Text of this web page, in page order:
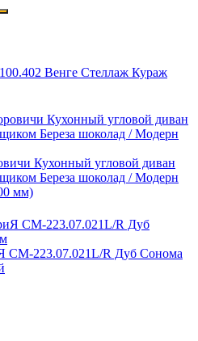
Стеллаж Кураж
Кухонный угловой диван
Береза шоколад / Модерн
мм)
СМ-223.07.021L/R Дуб Сонома